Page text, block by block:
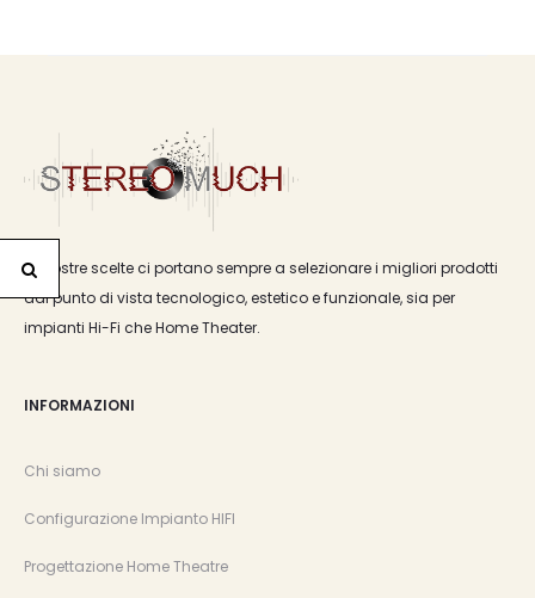
Le nostre scelte ci portano sempre a selezionare i migliori prodotti
dal punto di vista tecnologico, estetico e funzionale, sia per
impianti Hi-Fi che Home Theater.
INFORMAZIONI
Chi siamo
Configurazione Impianto HIFI
Progettazione Home Theatre